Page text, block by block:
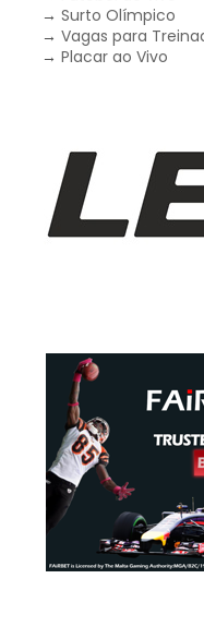
→Surto Olímpico
→Vagas para
→Placar ao Vivo